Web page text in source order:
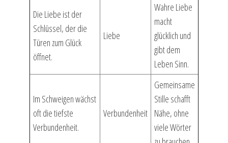
Die Liebe ist der
Schlüssel, der die
Türen zum Glück
öffnet.
Liebe
Wahre Liebe
macht
glücklich und
gibt dem
Leben Sinn.
Im Schweigen wächst
oft die tiefste
Verbundenheit.
Verbundenheit
Gemeinsame
Stille schafft
Nähe, ohne
viele Wörter